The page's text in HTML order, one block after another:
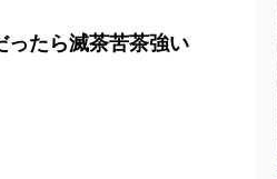
ったら滅茶苦茶強い